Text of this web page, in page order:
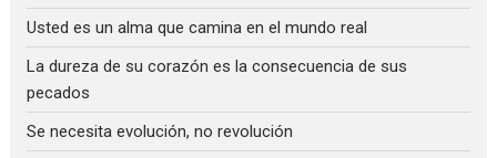
Usted es un alma que camina en el mundo real
La dureza de su corazón es la consecuencia de sus
pecados
Se necesita evolución, no revolución